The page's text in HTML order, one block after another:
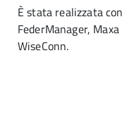
È stata realizzata
FederManager,
WiseConn.